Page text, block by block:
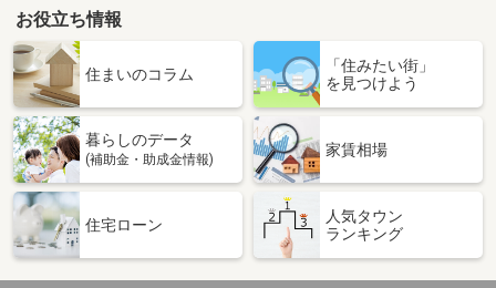
お役立ち情報
住まいのコラム
「住みたい街」
を見つけよう
暮らしのデータ
(補助金・助成金情報)
家賃相場
住宅ローン
人気タウン
ランキング